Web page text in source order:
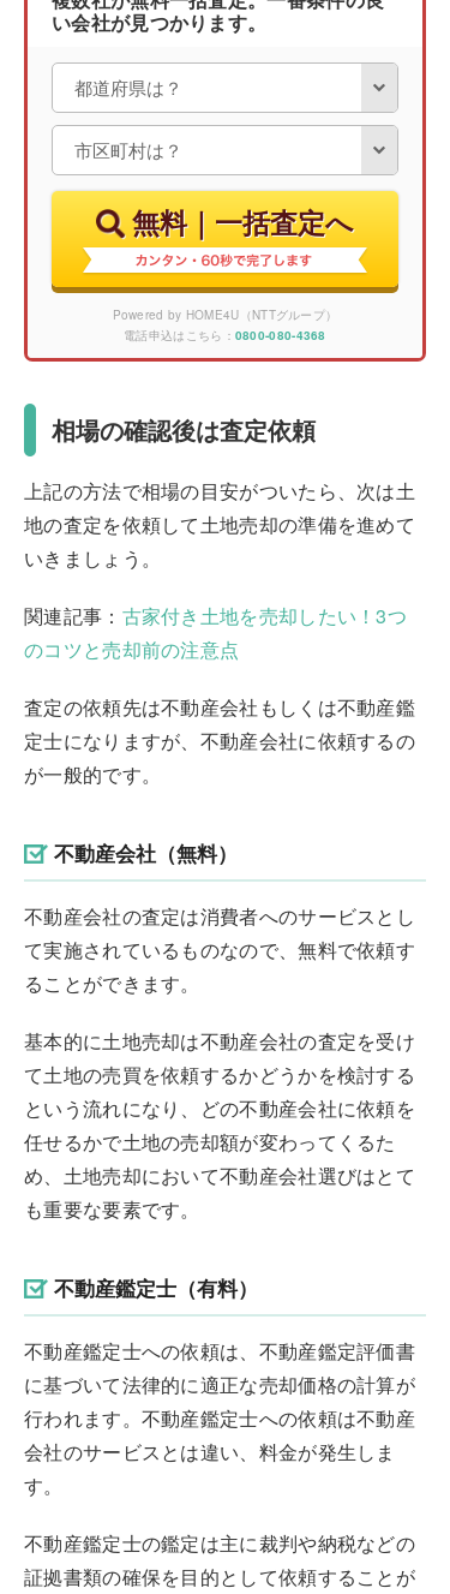
い会社が見つかります。
無料｜一括査定へ
Powered by HOME4U（NTTグループ）
電話申込はこちら： 0800-080-4368
相場の確認後は査定依頼
上記の方法で相場の目安がついたら、次は土
地の査定を依頼して土地売却の準備を進めて
いきましょう。
関連記事： 古家付き土地を売却したい！3つ
のコツと売却前の注意点
査定の依頼先は不動産会社もしくは不動産鑑
定士になりますが、不動産会社に依頼するの
が一般的です。
不動産会社（無料）
不動産会社の査定は消費者へのサービスとし
て実施されているものなので、無料で依頼す
ることができます。
基本的に土地売却は不動産会社の査定を受け
て土地の売買を依頼するかどうかを検討する
という流れになり、どの不動産会社に依頼を
任せるかで土地の売却額が変わってくるた
め、土地売却において不動産会社選びはとて
も重要な要素です。
不動産鑑定士（有料）
不動産鑑定士への依頼は、不動産鑑定評価書
に基づいて法律的に適正な売却価格の計算が
行われます。不動産鑑定士への依頼は不動産
会社のサービスとは違い、料金が発生しま
す。
不動産鑑定士の鑑定は主に裁判や納税などの
証拠書類の確保を目的として依頼することが